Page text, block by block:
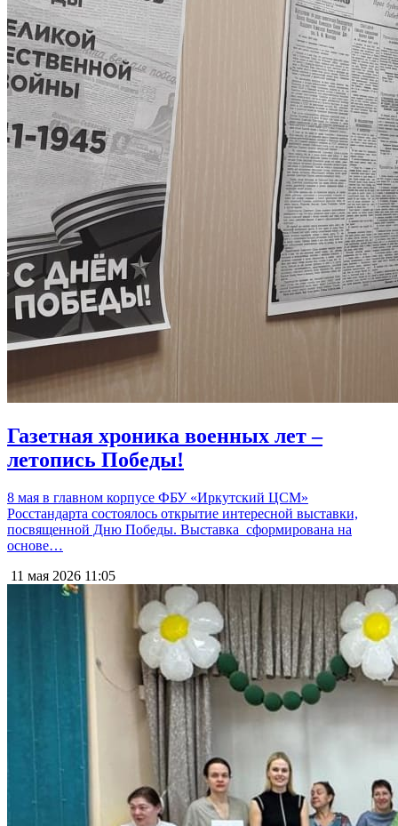
Газетная хроника военных лет –
летопись Победы!
8 мая в главном корпусе ФБУ «Иркутский ЦСМ»
Росстандарта состоялось открытие интересной выставки,
посвященной Дню Победы. Выставка сформирована на
основе…
11 мая 2026 11:05